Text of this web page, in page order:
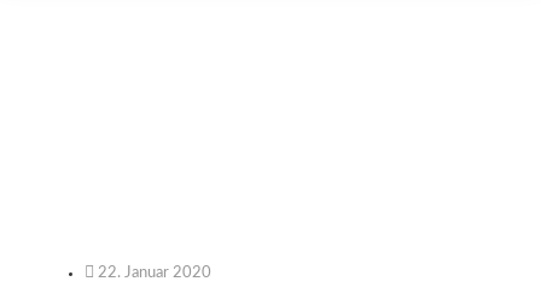
22. Januar 2020